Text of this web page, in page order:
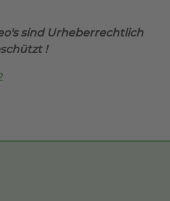
sind Urheberrechtlich
!